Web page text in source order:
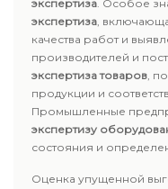
экспертиза. Особое
экспертиза,
качества работ и
производителей и
экспертиза товаров,
продукции и
Промышленные
экспертизу
состояния и
Оценка упущенной